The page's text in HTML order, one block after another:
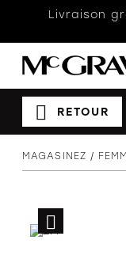
Livraison
RETOUR
MAGASINEZ